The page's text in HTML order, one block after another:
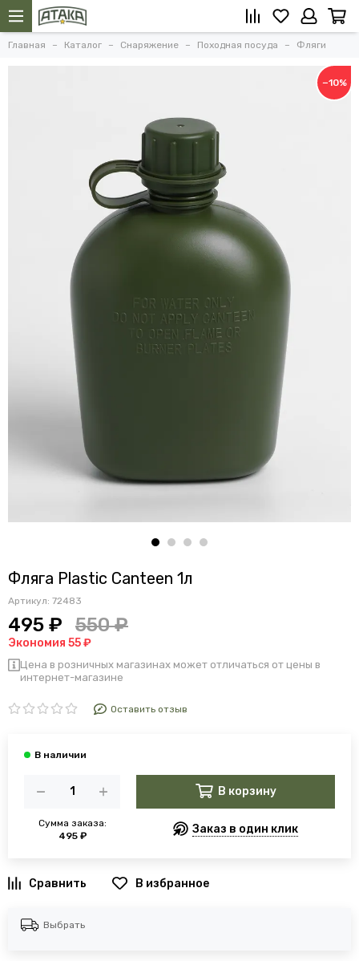
Главная Каталог Снаряжение Походная посуда Фляги
−10%
Фляга Plastic Canteen 1л
Артикул: 72483
495 ₽ 550 ₽
Экономия 55 ₽
Цена в розничных магазинах может отличаться от цены в
интернет-магазине
Оставить отзыв
Сумма заказа:
495 ₽
В корзину
Заказ в один клик
В избранное
Выбрать